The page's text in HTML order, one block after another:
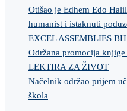
Otišao je Edhem Edo
humanist i istaknuti
EXCEL ASSEMBLIES
Održana promocija
LEKTIRA ZA ŽIVOT
Načelnik održao prijem
škola